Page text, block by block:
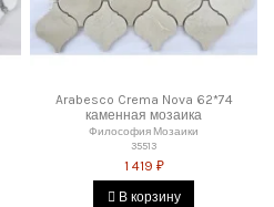
Arabesco Crema Nova 62*74
каменная мозаика
Философия Мозаики
35513
1 419 ₽
В корзину